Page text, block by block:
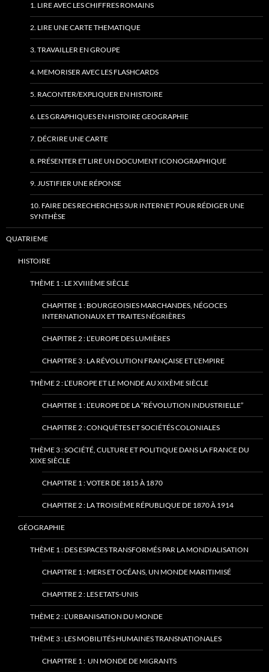
1. LIRE AVEC LES CHIFFRES ROMAINS
2. LIRE UNE CARTE THEMATIQUE
3. TRAVAILLER EN GROUPE
4. MEMORISER AVEC LES FLASHCARDS
5. RACONTER/EXPLIQUER EN HISTOIRE
6. LES GRAPHIQUES EN HISTOIRE GEOGRAPHIE
7. DÉCRIRE UNE CARTE
8. PRÉSENTER ET LIRE UN DOCUMENT ICONOGRAPHIQUE
9. JUSTIFIER UNE RÉPONSE
10. FAIRE DES RECHERCHES SUR INTERNET POUR RÉDIGER UNE
SYNTHÈSE
QUATRIEME
HISTOIRE
THÈME 1 : LE XVIIIÈME SIÈCLE
CHAPITRE 1 : BOURGEOISIES MARCHANDES, NÉGOCES
INTERNATIONAUX ET TRAITES NÉGRIÈRES
CHAPITRE 2 : L’EUROPE DES LUMIÈRES
CHAPITRE 3 : LA RÉVOLUTION FRANÇAISE ET L’EMPIRE
THÈME 2 : L’EUROPE ET LE MONDE AU XIXÈME SIÈCLE
CHAPITRE 1 : L’EUROPE DE LA “RÉVOLUTION INDUSTRIELLE”
CHAPITRE 2 : CONQUÊTES ET SOCIÉTÉS COLONIALES
THÈME 3 : SOCIÉTÉ, CULTURE ET POLITIQUE DANS LA FRANCE DU
XIXE SIÈCLE
CHAPITRE 1 : VOTER DE 1815 À 1870
CHAPITRE 2 : LA TROISIÈME RÉPUBLIQUE DE 1870 À 1914
GÉOGRAPHIE
THÈME 1 : DES ESPACES TRANSFORMÉS PAR LA MONDIALISATION
CHAPITRE 1 : MERS ET OCÉANS, UN MONDE MARITIMISÉ
CHAPITRE 2 : LES ETATS-UNIS
THÈME 2 : L’URBANISATION DU MONDE
THÈME 3 : LES MOBILITÉS HUMAINES TRANSNATIONALES
CHAPITRE 1 : UN MONDE DE MIGRANTS